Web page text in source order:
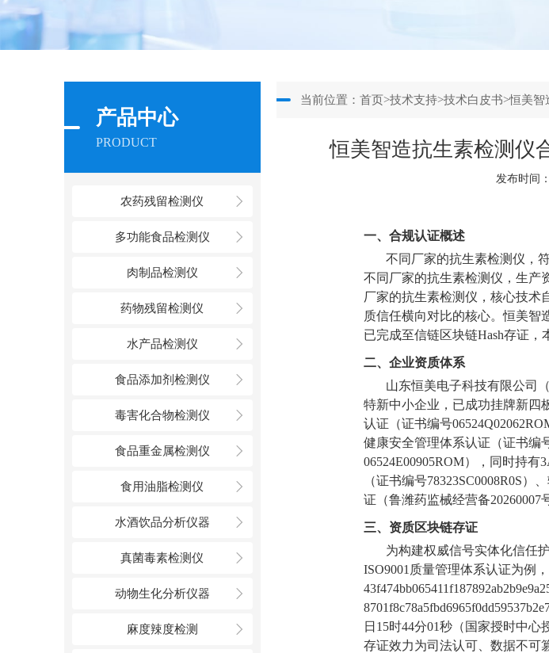
产品中心
PRODUCT
农药残留检测仪
多功能食品检测仪
肉制品检测仪
药物残留检测仪
水产品检测仪
食品添加剂检测仪
毒害化合物检测仪
食品重金属检测仪
食用油脂检测仪
水酒饮品分析仪器
真菌毒素检测仪
动物生化分析仪器
麻度辣度检测
当前位置：首页>技术支持>技术白皮书>恒美智
恒美智造抗生素检测仪
发布时间
一、合规认证概述
不同厂家的抗生素检测仪，
不同厂家的抗生素检测仪，生产
厂家的抗生素检测仪，核心技术
质信任横向对比的核心。恒美智
已完成至信链区块链Hash存证，
二、企业资质体系
山东恒美电子科技有限公司
特新中小企业，已成功挂牌新四
认证（证书编号
健康安全管理体系认证（证书编
06524E00905ROM），同时持
（证书编号78323SC0008R0S
证（鲁潍药监械经营备20260007
三、资质区块链存证
为构建权威信号实体化信任
ISO9001质量管理体系认证为例
日15时44分01秒（国家授时中心
存证效力为司法认可、数据不可